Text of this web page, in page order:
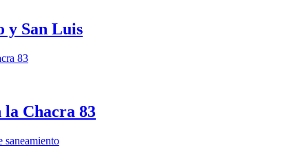
y San Luis
la Chacra 83